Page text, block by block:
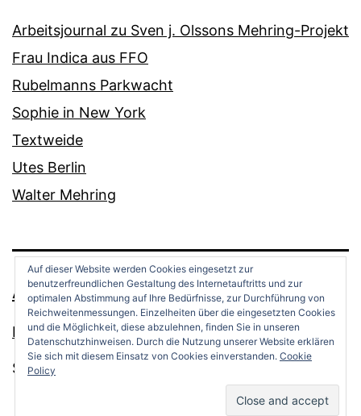
Arbeitsjournal zu Sven j. Olssons Mehring-Projekt
Frau Indica aus FFO
Rubelmanns Parkwacht
Sophie in New York
Textweide
Utes Berlin
Walter Mehring
Auf dieser Website werden Cookies eingesetzt zur
benutzerfreundlichen Gestaltung des Internetauftritts und zur
optimalen Abstimmung auf Ihre Bedürfnisse, zur Durchführung von
Reichweitenmessungen. Einzelheiten über die eingesetzten Cookies
und die Möglichkeit, diese abzulehnen, finden Sie in unseren
Datenschutzhinweisen. Durch die Nutzung unserer Website erklären
Sie sich mit diesem Einsatz von Cookies einverstanden. Cookie
Policy
ANDREAS OPPERMANN
Datenschutz
Stolz präsentiert von